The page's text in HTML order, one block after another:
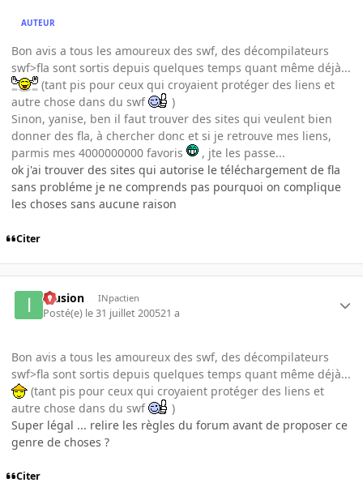
AUTEUR
Bon avis a tous les amoureux des swf, des décompilateurs
swf>fla sont sortis depuis quelques temps quant même déjà...
(tant pis pour ceux qui croyaient protéger des liens et
autre chose dans du swf
)
Sinon, yanise, ben il faut trouver des sites qui veulent bien
donner des fla, à chercher donc et si je retrouve mes liens,
parmis mes 4000000000 favoris
, jte les passe...
ok j'ai trouver des sites qui autorise le téléchargement de fla
sans probléme je ne comprends pas pourquoi on complique
les choses sans aucune raison
Citer
Illusion INpactien
Posté(e) le 31 juillet 200521 a
Bon avis a tous les amoureux des swf, des décompilateurs
swf>fla sont sortis depuis quelques temps quant même déjà...
(tant pis pour ceux qui croyaient protéger des liens et
autre chose dans du swf
)
Super légal ... relire les règles du forum avant de proposer ce
genre de choses ?
Citer